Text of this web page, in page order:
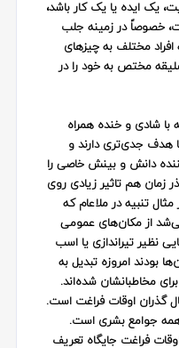
یک ایده یا یک کار باشد،
خصوصاً در زمینه جلب
مختلف به چیزهای
مختص به خود را در
شادی و خنده همراه
هدف جدی‌تری دارند و
دانش و بینش خاصی را
زمان هم تاثیر زیادی روی
تنبیه در ملاعام که
از مکان‌های عمومی
نظیر تیراندازی یا اسب
بودند امروزه تبدیل به
مخاطبانشان شده‌اند.
گذران اوقات فراغت است.
همه جوامع بشری است.
فراغت جایگاه تعریف